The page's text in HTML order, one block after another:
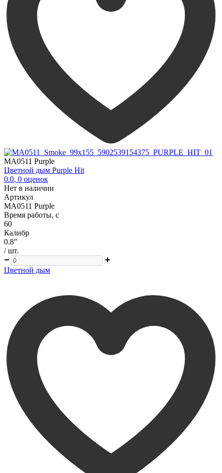
MA0511 Purple
Цветной дым Purple Hit
0.0, 0 оценок
Нет в наличии
Артикул
MA0511 Purple
Время работы, с
60
Калибр
0.8"
/ шт.
Цветной дым